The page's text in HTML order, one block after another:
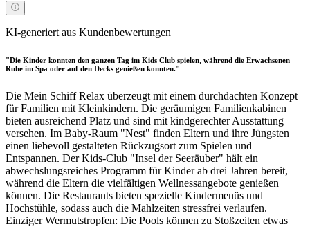
KI-generiert aus Kundenbewertungen
"Die Kinder konnten den ganzen Tag im Kids Club spielen, während die Erwachsenen
Ruhe im Spa oder auf den Decks genießen konnten."
Die Mein Schiff Relax überzeugt mit einem durchdachten Konzept
für Familien mit Kleinkindern. Die geräumigen Familienkabinen
bieten ausreichend Platz und sind mit kindgerechter Ausstattung
versehen. Im Baby-Raum "Nest" finden Eltern und ihre Jüngsten
einen liebevoll gestalteten Rückzugsort zum Spielen und
Entspannen. Der Kids-Club "Insel der Seeräuber" hält ein
abwechslungsreiches Programm für Kinder ab drei Jahren bereit,
während die Eltern die vielfältigen Wellnessangebote genießen
können. Die Restaurants bieten spezielle Kindermenüs und
Hochstühle, sodass auch die Mahlzeiten stressfrei verlaufen.
Einziger Wermutstropfen: Die Pools können zu Stoßzeiten etwas